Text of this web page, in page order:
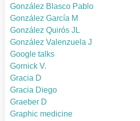
González Blasco Pablo
González García M
González Quirós JL
González Valenzuela J
Google talks
Gornick V.
Gracia D
Gracia Diego
Graeber D
Graphic medicine